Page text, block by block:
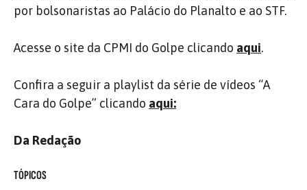
por bolsonaristas ao Palácio do Planalto e ao STF.
Acesse o site da CPMI do Golpe clicando aqui.
Confira a seguir a playlist da série de vídeos “A
Cara do Golpe” clicando aqui:
Da Redação
TÓPICOS